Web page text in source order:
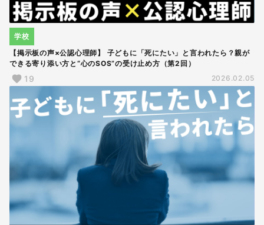
【掲示板の声×公認心理師】 子どもに「死にたい」と言われたら？親が
できる寄り添い方と“心のSOS”の受け止め方（第2回）
学校
19 2026.02.05